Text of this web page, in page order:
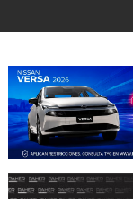
al